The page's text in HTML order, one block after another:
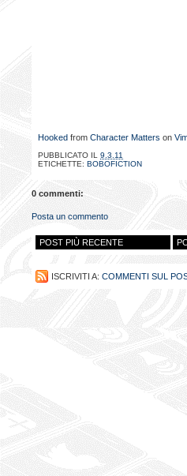
Hooked from Character Matters on
PUBBLICATO IL 9.3.11
ETICHETTE: BOBOFICTION
0 commenti:
Posta un commento
POST PIÙ RECENTE
ISCRIVITI A: COMMENTI SUL